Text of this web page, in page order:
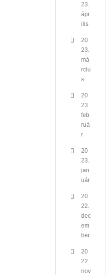
23.
ápr
ilis
20
23.
má
rciu
s
20
23.
feb
ruá
r
20
23.
jan
uár
20
22.
dec
em
ber
20
22.
nov